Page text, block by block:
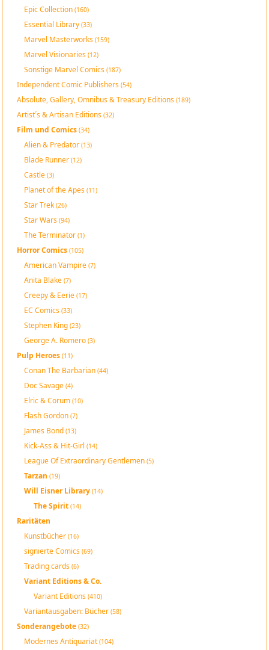
Epic Collection(160)
Essential Library(33)
Marvel Masterworks(159)
Marvel Visionaries(12)
Sonstige Marvel Comics(187)
Independent Comic Publishers(54)
Absolute, Gallery, Omnibus & Treasury Editions(189)
Artist´s & Artisan Editions(32)
Film und Comics(34)
Alien & Predator(13)
Blade Runner(12)
Castle(3)
Planet of the Apes(11)
Star Trek(26)
Star Wars(94)
The Terminator(1)
Horror Comics(105)
American Vampire(7)
Anita Blake(7)
Creepy & Eerie(17)
EC Comics(33)
Stephen King(23)
George A. Romero(3)
Pulp Heroes(11)
Conan The Barbarian(44)
Doc Savage(4)
Elric & Corum(10)
Flash Gordon(7)
James Bond(13)
Kick-Ass & Hit-Girl(14)
League Of Extraordinary Gentlemen(5)
Tarzan(19)
Will Eisner Library(14)
The Spirit(14)
Raritäten
Kunstbücher(16)
signierte Comics(69)
Trading cards(6)
Variant Editions & Co.
Variant Editions(410)
Variantausgaben: Bücher(58)
Sonderangebote(32)
Modernes Antiquariat(104)